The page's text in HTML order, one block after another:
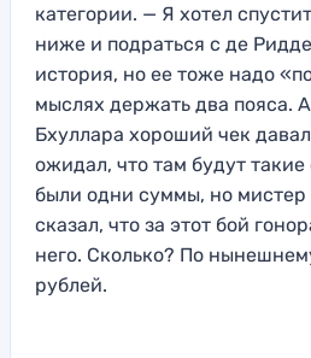
категории. — Я хотел
ниже и подраться с де
история, но ее тоже надо
мыслях держать два пояса.
Бхуллара хороший чек
ожидал, что там будут
были одни суммы, но мистер
сказал, что за этот бой
него. Сколько? По
рублей.